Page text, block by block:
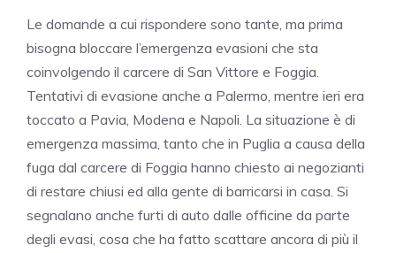
Le domande a cui rispondere sono tante, ma prima
bisogna bloccare l’emergenza evasioni che sta
coinvolgendo il carcere di San Vittore e Foggia.
Tentativi di evasione anche a Palermo, mentre ieri era
toccato a Pavia, Modena e Napoli. La situazione è di
emergenza massima, tanto che in Puglia a causa della
fuga dal carcere di Foggia hanno chiesto ai negozianti
di restare chiusi ed alla gente di barricarsi in casa. Si
segnalano anche furti di auto dalle officine da parte
degli evasi, cosa che ha fatto scattare ancora di più il